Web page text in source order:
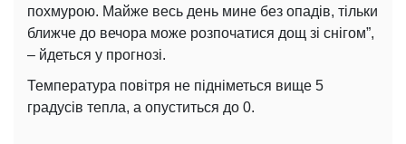
похмурою. Майже весь день мине без опадів, тільки
ближче до вечора може розпочатися дощ зі снігом”,
– йдеться у прогнозі.
Температура повітря не підніметься вище 5
градусів тепла, а опуститься до 0.